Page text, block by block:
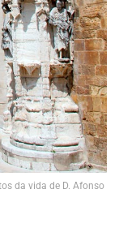
da vida de D. Afonso